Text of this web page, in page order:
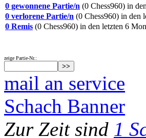
0 gewonnene Partie/n (0 Chess960) in
0 verlorene Partie/n (0 Chess960) in den
0 Remis (0 Chess960) in den letzten 6
zeige Partie-Nr.:
mail an service
Schach Banner
Zur Zeit sind 1